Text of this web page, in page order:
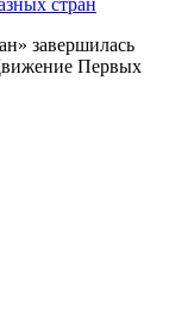
завершилась
Первых